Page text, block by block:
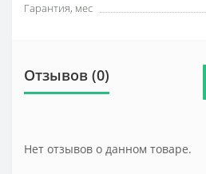
Гарантия, мес
Отзывов (0)
Нет отзывов о данном товаре.